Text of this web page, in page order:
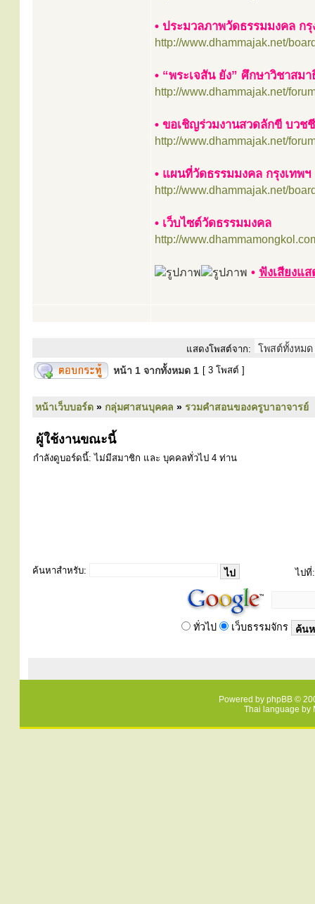
• ประมวลภาพวัดธรรมมงคล กรุ
http://www.dhammajak.net/
• “พระเจสัน ยัง” ศึกษาวิชาส
http://www.dhammajak.net/
• ขอเชิญร่วมงานสวดลักขี บว
http://www.dhammajak.net/
• แผนที่วัดธรรมมงคล กรุงเทพฯ
http://www.dhammajak.net/
• เว็บไซต์วัดธรรมมงคล
http://
• ฟังเสียงแ
แสดงโพสต์จาก:
หน้า 1 จากทั้งหมด 1 [ 3 โพสต์ ]
หน้าเว็บบอร์ด » กลุ่มศาสนบุคคล » รวมคำสอนของครูบาอาจารย์
ผู้ใช้งานขณะนี้
กำลังดูบอร์ดนี้: ไม่มีสมาชิก และ บุคคลทั่วไป 4 ท่าน
ค้นหาสำหรับ: ไปที่:
ทั่วไป เว็บธรรมจักร
Powered by phpBB ©
Thai language by